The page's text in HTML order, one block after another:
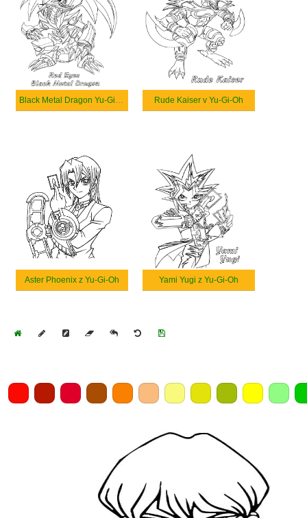
Black Metal Dragon Yu-Gi-Oh Rude Kaiser v Yu-Gi-Oh
Aster Phoenix z Yu-Gi-Oh Yami Yugi z Yu-Gi-Oh